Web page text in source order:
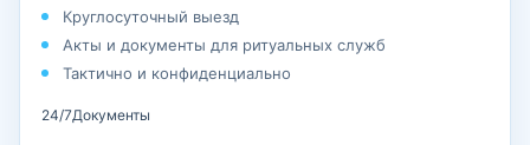
Круглосуточный выезд
Акты и документы для ритуальных служб
Тактично и конфиденциально
24/7Документы